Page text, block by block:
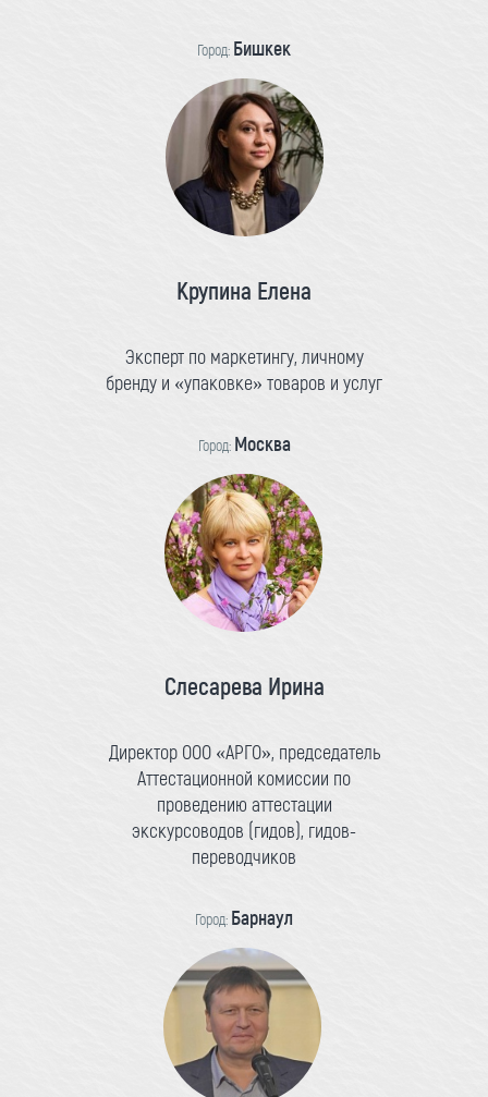
Город: Бишкек
Крупина Елена
Эксперт по маркетингу, личному
бренду и «упаковке» товаров и услуг
Город: Москва
Слесарева Ирина
Директор ООО «АРГО», председатель
Аттестационной комиссии по
проведению аттестации
экскурсоводов (гидов), гидов-
переводчиков
Город: Барнаул